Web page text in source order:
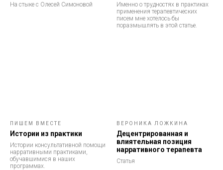
На стыке с Олесей Симоновой
Именно о трудностях в практиках
применения терапевтических
писем мне хотелось бы
поразмышлять в этой статье.
ПИШЕМ ВМЕСТЕ
Истории из практики
Истории консультативной помощи
нарративными практиками,
обучавшимися в наших
программах.
ВЕРОНИКА ЛОЖКИНА
Децентрированная и
влиятельная позиция
нарративного терапевта
Статья